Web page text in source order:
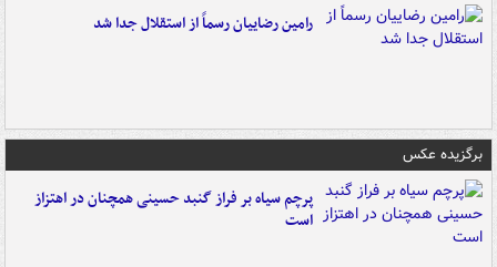
رامین رضاییان رسماً از استقلال جدا شد
برگزیده عکس
پرچم سیاه بر فراز گنبد حسینی همچنان در اهتزاز
است